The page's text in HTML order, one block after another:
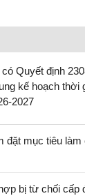
Quyết định
kế hoạch thời
2027
đặt mục tiêu làm
bị từ chối cấp